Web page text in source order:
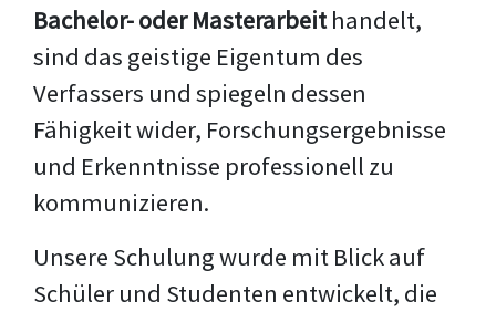
Bachelor- oder Masterarbeithandelt,
sind das geistige Eigentum des
Verfassers und spiegeln dessen
Fähigkeit wider, Forschungsergebnisse
und Erkenntnisse professionell zu
kommunizieren.
Unsere Schulung wurde mit Blick auf
Schüler und Studenten entwickelt, die